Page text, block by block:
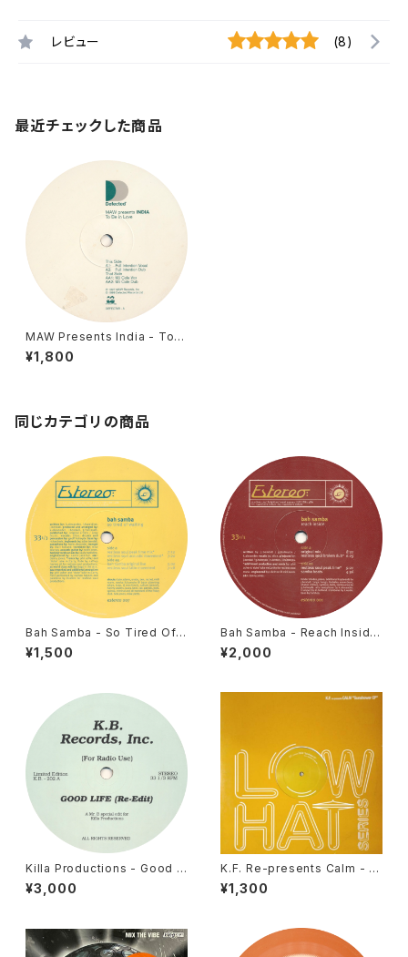
レビュー (8)
最近チェックした商品
MAW Presents India - To B
e In Love [Defected / 199
9]
¥1,800
同じカテゴリの商品
Bah Samba - So Tired Of
Waiting [Estereo / 1998]
¥1,500
Bah Samba - Reach Inside
[Estereo / 1997]
¥2,000
Killa Productions - Good Li
fe / Give It Up (Re-Edits)
[K. B. Records Inc. / 2004]
¥3,000
K.F. Re-presents Calm - S
unshower EP [Music Conc
eption / 2005]
¥1,300